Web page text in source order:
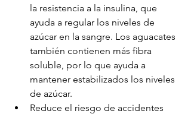
la resistencia a la insulina, que
ayuda a regular los niveles de
azúcar en la sangre. Los aguacates
también contienen más fibra
soluble, por lo que ayuda a
mantener estabilizados los niveles
de azúcar.
Reduce el riesgo de accidentes